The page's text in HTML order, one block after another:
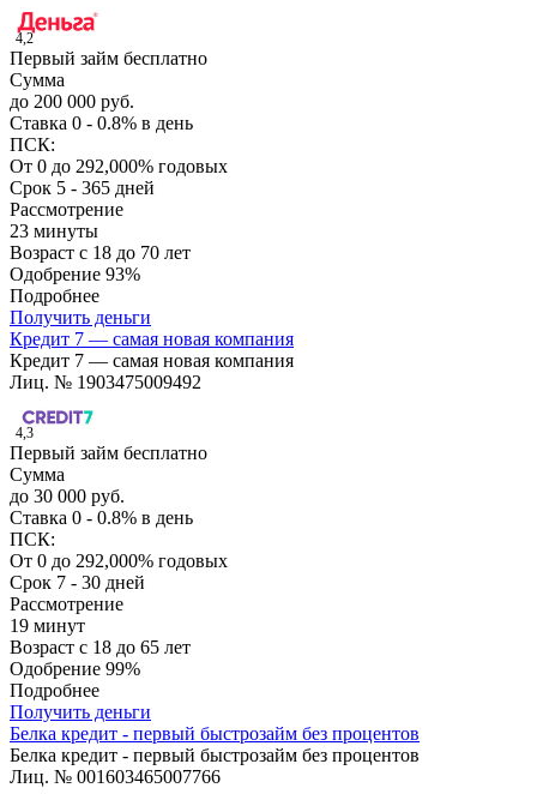
4,2
Первый займ бесплатно
Сумма
до 200 000 руб.
Ставка 0 - 0.8% в день
ПСК:
От 0 до 292,000% годовых
Срок 5 - 365 дней
Рассмотрение
23 минуты
Возраст с 18 до 70 лет
Одобрение 93%
Подробнее
Получить деньги
Кредит 7 — самая новая компания
Кредит 7 — самая новая компания
Лиц. № 1903475009492
4,3
Первый займ бесплатно
Сумма
до 30 000 руб.
Ставка 0 - 0.8% в день
ПСК:
От 0 до 292,000% годовых
Срок 7 - 30 дней
Рассмотрение
19 минут
Возраст с 18 до 65 лет
Одобрение 99%
Подробнее
Получить деньги
Белка кредит - первый быстрозайм без процентов
Белка кредит - первый быстрозайм без процентов
Лиц. № 001603465007766